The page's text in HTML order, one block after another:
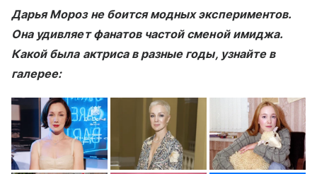
Дарья Мороз не боится модных экспериментов.
Она удивляет фанатов частой сменой имиджа.
Какой была актриса в разные годы, узнайте в
галерее: